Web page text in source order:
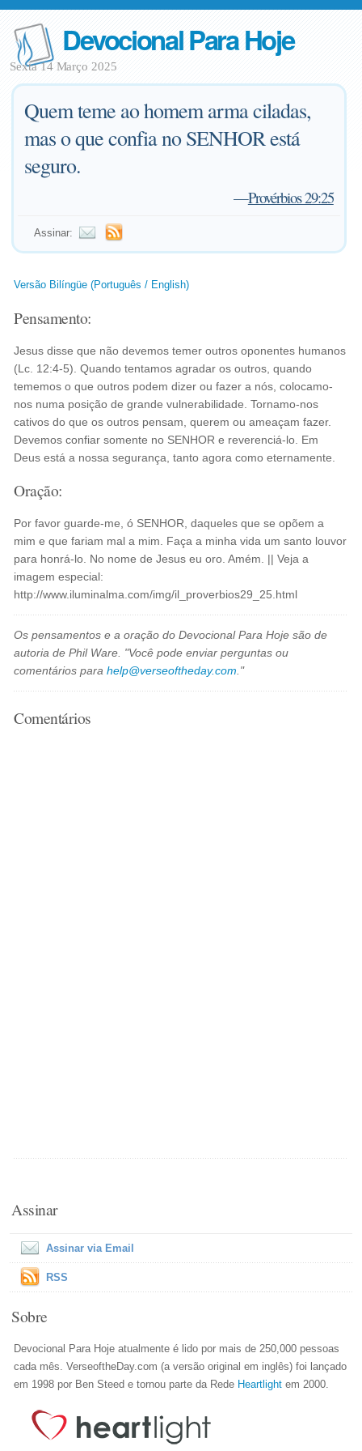
Devocional Para Hoje
Sexta 14 Março 2025
Quem teme ao homem arma ciladas,
mas o que confia no SENHOR está
seguro.
—Provérbios 29:25
Assinar:
Versão Bilíngüe (Português / English)
Pensamento:
Jesus disse que não devemos temer outros oponentes humanos
(Lc. 12:4-5). Quando tentamos agradar os outros, quando
tememos o que outros podem dizer ou fazer a nós, colocamo-
nos numa posição de grande vulnerabilidade. Tornamo-nos
cativos do que os outros pensam, querem ou ameaçam fazer.
Devemos confiar somente no SENHOR e reverenciá-lo. Em
Deus está a nossa segurança, tanto agora como eternamente.
Oração:
Por favor guarde-me, ó SENHOR, daqueles que se opõem a
mim e que fariam mal a mim. Faça a minha vida um santo louvor
para honrá-lo. No nome de Jesus eu oro. Amém. || Veja a
imagem especial:
http://www.iluminalma.com/img/il_proverbios29_25.html
Os pensamentos e a oração do Devocional Para Hoje são de
autoria de Phil Ware. "Você pode enviar perguntas ou
comentários parahelp@verseoftheday.com ."
Comentários
Assinar
Assinar via Email
RSS
Sobre
Devocional Para Hoje atualmente é lido por mais de 250,000 pessoas
cada mês. VerseoftheDay.com (a versão original em inglês) foi lançado
em 1998 por Ben Steed e tornou parte da Rede Heartlight em 2000.